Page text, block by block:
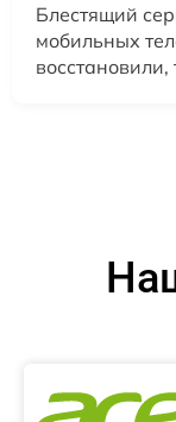
Блестящий
мобильных